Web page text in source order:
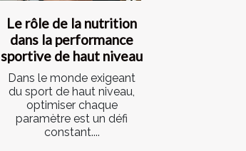
Le rôle de la nutrition
dans la performance
sportive de haut niveau
Dans le monde exigeant
du sport de haut niveau,
optimiser chaque
paramètre est un défi
constant....